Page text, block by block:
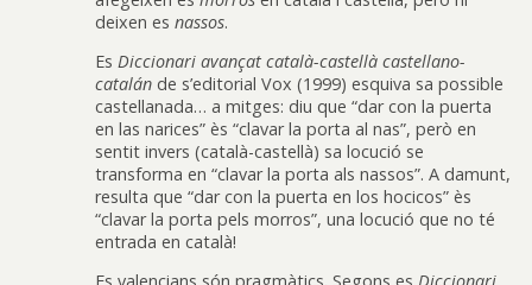
deixen es nassos.
Es Diccionari avançat català-castellà castellano-
catalán de s’editorial Vox (1999) esquiva sa possible
castellanada… a mitges: diu que “dar con la puerta
en las narices” ès “clavar la porta al nas”, però en
sentit invers (català-castellà) sa locució se
transforma en “clavar la porta als nassos”. A damunt,
resulta que “dar con la puerta en los hocicos” ès
“clavar la porta pels morros”, una locució que no té
entrada en català!